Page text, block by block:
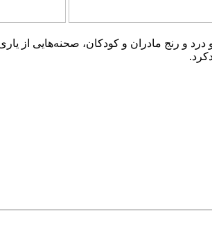
و درد و رنج مادران و کودکان، صحنه‌هایی